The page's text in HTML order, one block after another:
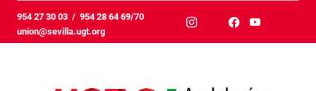
メインコンテンツにスキップ
954 27 30 03 / 954 28 64 69/70
union@sevilla.ugt.org